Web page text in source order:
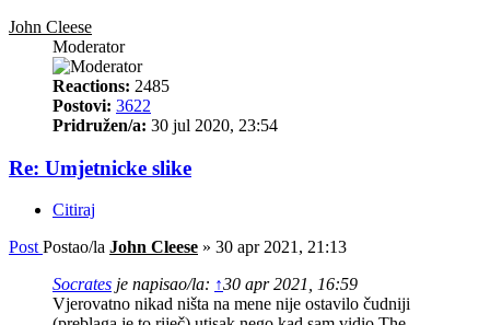
John Cleese
Moderator
Reactions: 2485
Postovi: 3622
Pridružen/a: 30 jul 2020, 23:54
Re: Umjetnicke slike
Citiraj
Post Postao/la John Cleese » 30 apr 2021, 21:13
Socrates je napisao/la: ↑30 apr 2021, 16:59
Vjerovatno nikad ništa na mene nije ostavilo čudniji